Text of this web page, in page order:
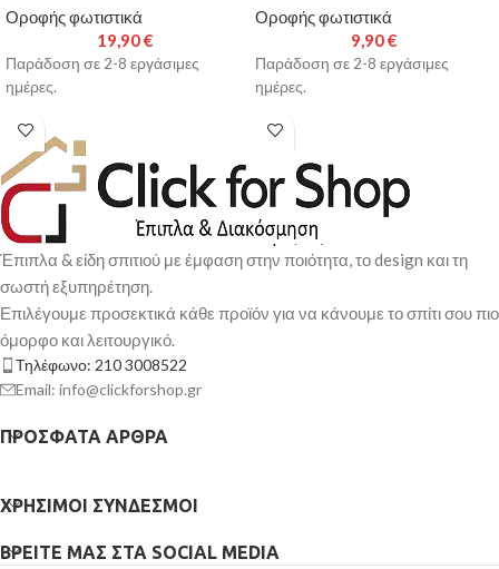
Οροφής φωτιστικά
19,90€
Παράδοση σε 2-8 εργάσιμες
ημέρες.
Οροφής φωτιστικά
9,90€
Παράδοση σε 2-8 εργάσιμες
ημέρες.
Έπιπλα & είδη σπιτιού με έμφαση στην ποιότητα, το design και τη
σωστή εξυπηρέτηση.
Επιλέγουμε προσεκτικά κάθε προϊόν για να κάνουμε το σπίτι σου πιο
όμορφο και λειτουργικό.
Τηλέφωνο: 210 3008522
Email: info@clickforshop.gr
ΠΡΌΣΦΑΤΑ ΆΡΘΡΑ
ΧΡΉΣΙΜΟΙ ΣΎΝΔΕΣΜΟΙ
ΒΡΕΊΤΕ ΜΑΣ ΣΤΑ SOCIAL MEDIA